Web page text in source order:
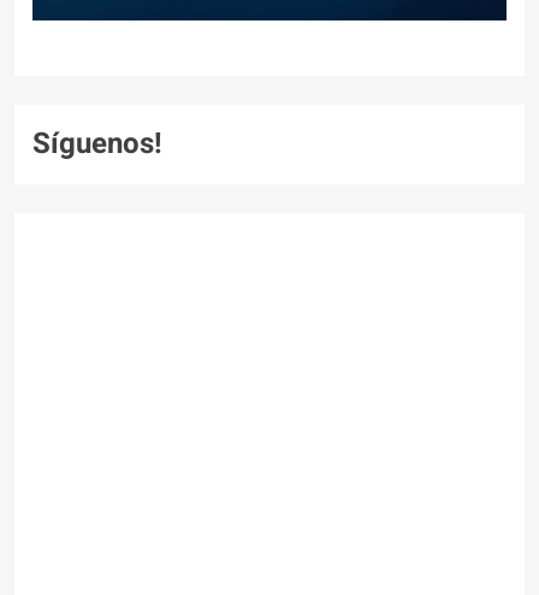
Síguenos!